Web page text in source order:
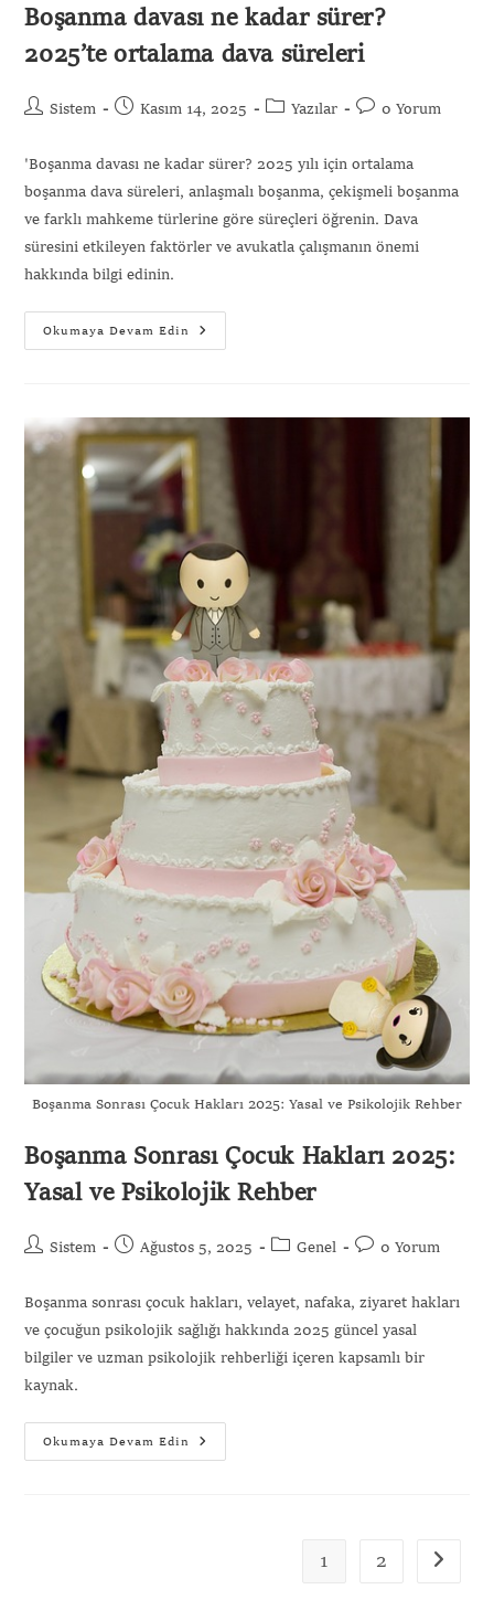
Boşanma davası ne kadar sürer?
2025’te ortalama dava süreleri
Sistem Kasım 14, 2025 Yazılar 0 Yorum
'Boşanma davası ne kadar sürer? 2025 yılı için ortalama
boşanma dava süreleri, anlaşmalı boşanma, çekişmeli boşanma
ve farklı mahkeme türlerine göre süreçleri öğrenin. Dava
süresini etkileyen faktörler ve avukatla çalışmanın önemi
hakkında bilgi edinin.
Okumaya Devam Edin
Boşanma Sonrası Çocuk Hakları 2025: Yasal ve Psikolojik Rehber
Boşanma Sonrası Çocuk Hakları 2025:
Yasal ve Psikolojik Rehber
Sistem Ağustos 5, 2025 Genel 0 Yorum
Boşanma sonrası çocuk hakları, velayet, nafaka, ziyaret hakları
ve çocuğun psikolojik sağlığı hakkında 2025 güncel yasal
bilgiler ve uzman psikolojik rehberliği içeren kapsamlı bir
kaynak.
Okumaya Devam Edin
1 2